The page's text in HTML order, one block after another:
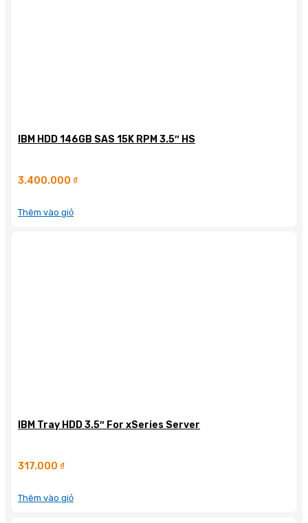
IBM HDD 146GB SAS 15K RPM 3.5″ HS
3.400.000 ₫
Thêm vào giỏ
IBM Tray HDD 3.5″ For xSeries Server
317.000 ₫
Thêm vào giỏ